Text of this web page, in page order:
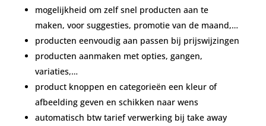
mogelijkheid om zelf snel producten aan te
maken, voor suggesties, promotie van de maand,…
producten eenvoudig aan passen bij prijswijzingen
producten aanmaken met opties, gangen,
variaties,…
product knoppen en categorieën een kleur of
afbeelding geven en schikken naar wens
automatisch btw tarief verwerking bij take away